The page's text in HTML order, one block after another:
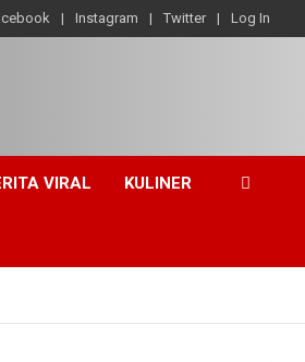
Instagram Twitter Log In
VIRAL KULINER